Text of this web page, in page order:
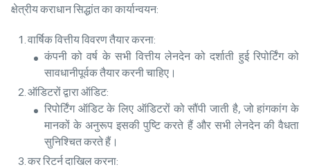
क्षेत्रीय कराधान सिद्धांत का कार्यान्वयन:
वार्षिक वित्तीय विवरण तैयार करना:
कंपनी को वर्ष के सभी वित्तीय लेनदेन को दर्शाती हुई रिपोर्टिंग को
सावधानीपूर्वक तैयार करनी चाहिए।
ऑडिटरों द्वारा ऑडिट:
रिपोर्टिंग ऑडिट के लिए ऑडिटरों को सौंपी जाती है, जो हांगकांग के
मानकों के अनुरूप इसकी पुष्टि करते हैं और सभी लेनदेन की वैधता
सुनिश्चित करते हैं।
कर रिटर्न दाखिल करना: